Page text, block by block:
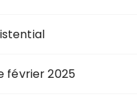
février 2025